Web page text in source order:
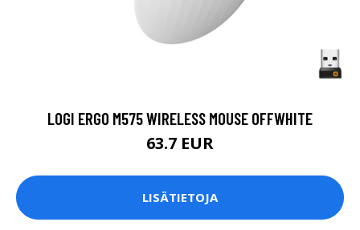
LOGI ERGO M575 WIRELESS MOUSE OFFWHITE
63.7 EUR
LISÄTIETOJA